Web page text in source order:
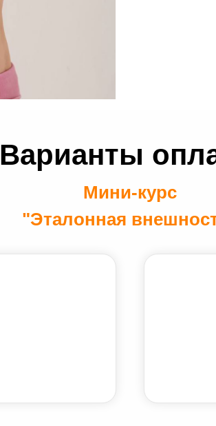
Варианты
Мини-курс
"Эталонная